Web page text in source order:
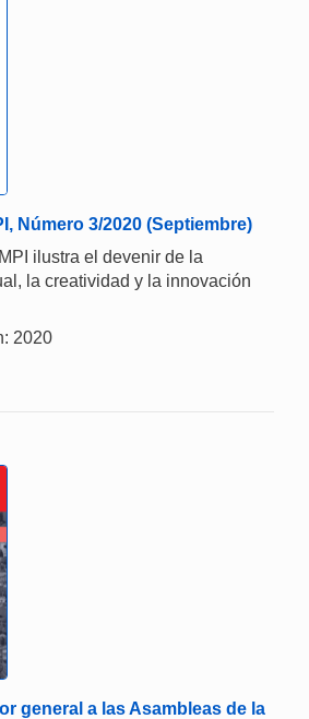
Número 3/2020 (Septiembre)
ilustra el devenir de la
la creatividad y la innovación
2020
general a las Asambleas de la